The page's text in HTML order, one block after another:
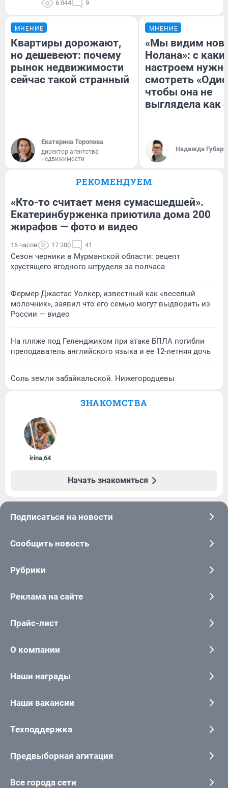
6 044 9
МНЕНИЕ
Квартиры дорожают,
но дешевеют: почему
рынок недвижимости
сейчас такой странный
Екатерина Торопова
директор агентства
недвижимости
МНЕНИЕ
«Мы видим
Нолана»: с
настроем
смотреть
чтобы она не
выглядела как
Надежда Губарь
РЕКОМЕНДУЕМ
«Кто-то считает меня сумасшедшей».
Екатеринбурженка приютила дома 200
жирафов — фото и видео
16 часов 17 380 41
Сезон черники в Мурманской области: рецепт
хрустящего ягодного штруделя за полчаса
Фермер Джастас Уолкер, известный как «веселый
молочник», заявил что его семью могут выдворить из
России — видео
На пляже под Геленджиком при атаке БПЛА погибли
преподаватель английского языка и ее 12-летняя дочь
Соль земли забайкальской. Нижегородцевы
ЗНАКОМСТВА
irina,64
Начать знакомиться
Подписаться на новости
Сообщить новость
Рубрики
Реклама на сайте
Прайс-лист
О компании
Наши награды
Наши вакансии
Техподдержка
Предвыборная агитация
Все города сети